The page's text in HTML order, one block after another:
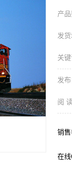
产品
发货
关键
发布
阅
销售
在线